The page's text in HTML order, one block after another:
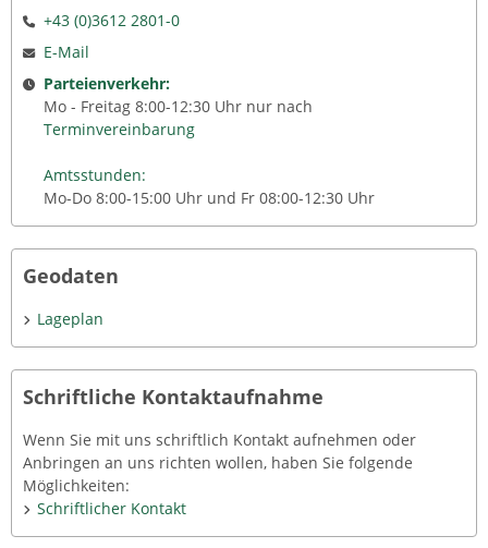
+43 (0)3612 2801-0
E-Mail
Parteienverkehr:
Mo - Freitag 8:00-12:30 Uhr nur nach
Terminvereinbarung
Amtsstunden:
Mo-Do 8:00-15:00 Uhr und Fr 08:00-12:30 Uhr
Geodaten
Lageplan
Schriftliche Kontaktaufnahme
Wenn Sie mit uns schriftlich Kontakt aufnehmen oder
Anbringen an uns richten wollen, haben Sie folgende
Möglichkeiten:
Schriftlicher Kontakt